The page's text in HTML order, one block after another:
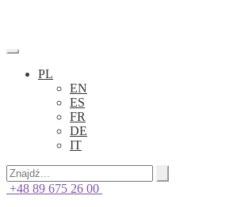
PL
EN
ES
FR
DE
IT
+48 89 675 26 00